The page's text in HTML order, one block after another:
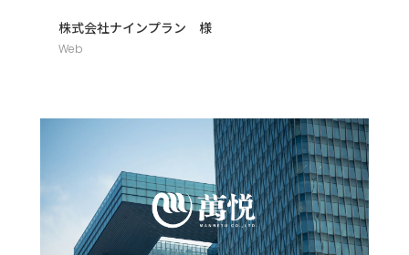
株式会社ナインプラン 様
Web